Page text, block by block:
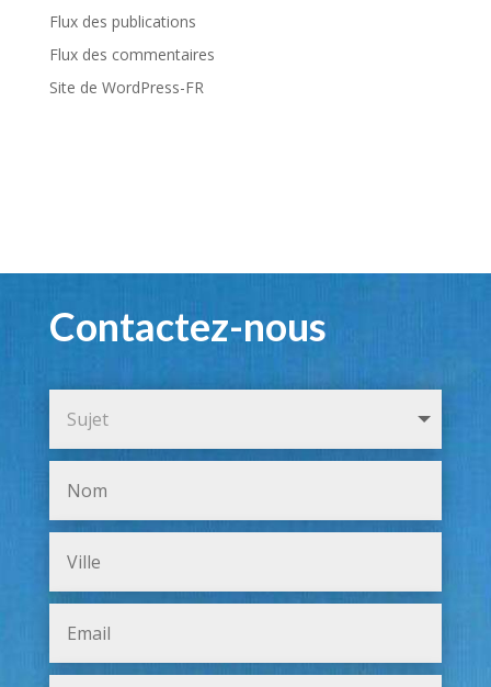
Flux des publications
Flux des commentaires
Site de WordPress-FR
Contactez-nous